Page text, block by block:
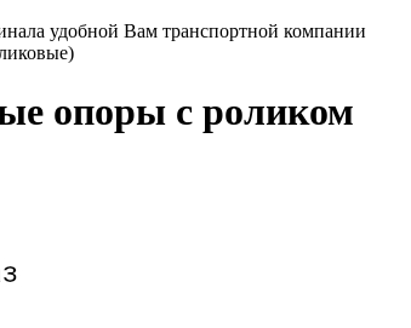
удобной Вам транспортной компании
опоры с роликом